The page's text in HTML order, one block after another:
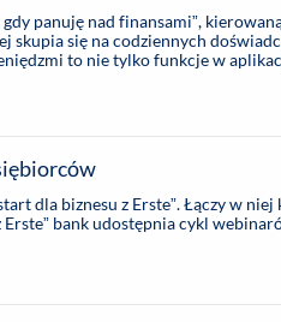
panuję nad finansami”,
skupia się na codziennych
to nie tylko funkcje w
wyboru. ...
dla biznesu z Erste”. Łączy w
bank udostępnia cykl